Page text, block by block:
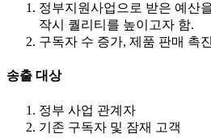
정부지원사업으로 받은 예산
작시 퀄리티를 높이고자 함.
구독자 수 증가, 제품 판매 촉
송출 대상
정부 사업 관계자
기존 구독자 및 잠재 고객